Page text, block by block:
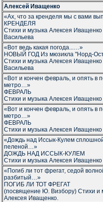
Алексей Иващенко
«Ах, что за кренделя мы с вами
КРЕНДЕЛЯ
Стихи и музыка Алексея Иващенко
Васильева
«Вот ведь какая погода...…»
НОВЫЙ ГОД Из мюзикла "Норд-
Стихи и музыка Алексея Иващенко
Васильева
«Вот и кончен февраль, и опять в
метро…»
ФЕВРАЛЬ
Стихи и музыка Алексея Иващенко
«Вот и кончен февраль, и опять в
метро…»
ФЕВРАЛЬ
Стихи и музыка Алексея Иващенко
«Дождь над Иссык-Кулем
пеленой…»
ДОЖДЬ НАД ИССЫК-КУЛЕМ
Стихи и музыка Алексея Иващенко
«Погиб ли тот фрегат, седой
разбитый…»
ПОГИБ ЛИ ТОТ ФРЕГАТ
(посвящение Ю. Визбору) Стихи и
Алексея Иващенко.